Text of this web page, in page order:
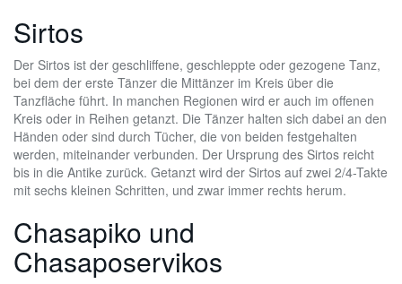
Sirtos
Der Sirtos ist der geschliffene, geschleppte oder gezogene Tanz,
bei dem der erste Tänzer die Mittänzer im Kreis über die
Tanzfläche führt. In manchen Regionen wird er auch im offenen
Kreis oder in Reihen getanzt. Die Tänzer halten sich dabei an den
Händen oder sind durch Tücher, die von beiden festgehalten
werden, miteinander verbunden. Der Ursprung des Sirtos reicht
bis in die Antike zurück. Getanzt wird der Sirtos auf zwei 2/4-Takte
mit sechs kleinen Schritten, und zwar immer rechts herum.
Chasapiko und
Chasaposervikos